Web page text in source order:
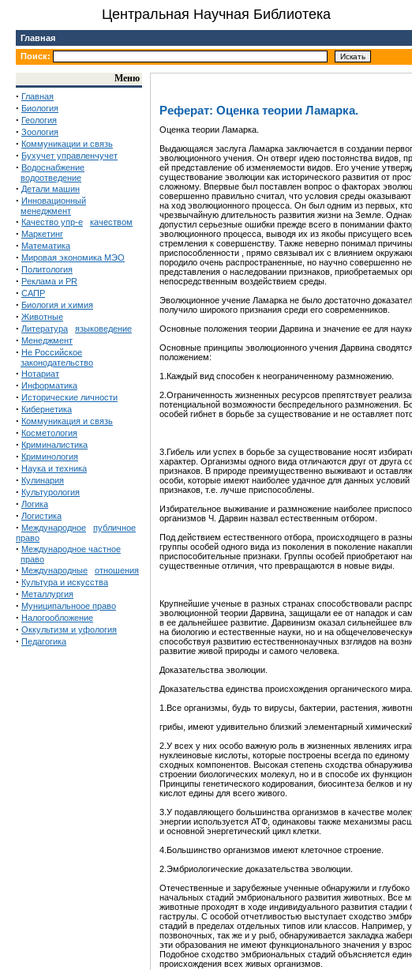
Центральная Научная Библиотека
Главная
Поиск:
Меню
· Главная
· Биология
· Геология
· Зоология
· Коммуникации и связь
· Бухучет управленчучет
· Водоснабжение
водоотведение
· Детали машин
· Инновационный
менеджмент
· Качество упр-е качеством
· Маркетинг
· Математика
· Мировая экономика МЭО
· Политология
· Реклама и PR
· САПР
· Биология и химия
· Животные
· Литература языковедение
· Менеджмент
· Не Российское
законодательство
· Нотариат
· Информатика
· Исторические личности
· Кибернетика
· Коммуникация и связь
· Косметология
· Криминалистика
· Криминология
· Наука и техника
· Кулинария
· Культурология
· Логика
· Логистика
· Международное
публичное
право
· Международное частное
право
· Международные отношения
· Культура и искусства
· Металлургия
· Муниципальноое право
· Налогообложение
· Оккультизм и уфология
· Педагогика
Реферат: Оценка теории Ламарка.
Оценка теории Ламарка.
Выдающаяся заслуга Ламарка заключается в создании
эволюционного учения. Он отверг идею постоянства видов,
ей представление об изменяемости видов. Его учение
существование эволюции как исторического развития от
сложному. Впервые был поставлен вопрос о факторах
совершенно правильно считал, что условия среды
на ход эволюционного процесса. Он был одним из первых,
чрезвычайную длительность развития жизни на Земле.
допустил серьезные ошибки прежде всего в понимании
эволюционного процесса, выводя их из якобы присущего
стремления к совершенству. Также неверно понимал
приспособленности , прямо связывал их с влиянием
породило очень распространенные, но научно совершенно
представления о наследовании признаков, приобретаемых
непосредственным воздействием среды.
Эволюционное учение Ламарка не было достаточно
получило широкого признания среди его современников.
Основные положения теории Дарвина и значение ее для
Основные принципы эволюционного учения Дарвина
положением:
1.Каждый вид способен к неограниченному размножению.
2.Ограниченность жизненных ресурсов препятствует
потенциальной возможности беспредельного размножения.
особей гибнет в борьбе за существование и не оставляет
3.Гибель или успех в борьбе за существование носят
характер. Организмы одного вида отличаются друг от друга
признаков. В природе преимущественно выживают и
особи, которые имеют наиболее удачное для данных условий
признаков, т.е. лучше приспособлены.
Избирательное выживание и размножение наиболее
организмов Ч. Дарвин назвал естественным отбором.
Под действием естественного отбора, происходящего в
группы особей одного вида из поколения в поколение
приспособительные признаки. Группы особей приобретают
существенные отличия, что превращаются в новые виды.
Крупнейшие ученые в разных странах способствовали
эволюционной теории Дарвина, защищали ее от нападок и
в ее дальнейшее развитие. Дарвинизм оказал сильнейшее
на биологию и естественные науки, но и на
способствуя развитию естественнонаучных взглядов на
развитие живой природы и самого человека.
Доказательства эволюции.
Доказательства единства происхождения органического мира.
1.Все организмы, будь то вирусы, бактерии, растения,
грибы, имеют удивительно близкий элементарный
2.У всех у них особо важную роль в жизненных явлениях
нуклеиновые кислоты, которые построены всегда по единому
сходных компонентов. Высокая степень сходства
строении биологических молекул, но и в способе их
Принципы генетического кодирования, биосинтеза белков и
кислот едины для всего живого.
3.У подавляющего большинства организмов в качестве
энергии используется АТФ, одинаковы также механизмы
и основной энергетический цикл клетки.
4.Большинство организмов имеют клеточное строение.
2.Эмбриологические доказательства эволюции.
Отечественные и зарубежные ученные обнаружили и глубоко
начальных стадий эмбрионального развития животных. Все
животные проходят в ходе индивидуального развития стадии
гаструлы. С особой отчетливостью выступает сходство
стадий в пределах отдельных типов или классов. Например,
позвоночных, так же и у рыб, обнаруживается закладка
эти образования не имеют функционального значения у
Подобное сходство эмбриональных стадий объясняется
происхождения всех живых организмов.